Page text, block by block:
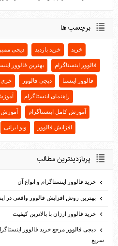
برچسب ها
خرید خرید بازدید دیجی ممبر
فالوور اینستاگرام بهترین فالوور
فالوور اینستا دیجی فالوور خری
راهنمای اینستاگرام
آموزش کامل اینستاگرام آموزش
افزایش فالوور ویو ایرانی
پربازديدترين مطالب
خرید فالوور اینستاگرام و انواع آن
بهترین روش افزایش فالوور واقعی در
خرید فالوور ارزان با بالاترین کیفیت
دیجی فالوور مرجع خرید فالوور
سریع